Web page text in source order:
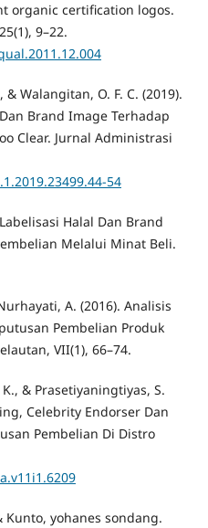
organic certification logos.
9–22.
& Walangitan, O. F. C. (2019).
Brand Image Terhadap
Clear. Jurnal Administrasi
54
Halal Dan Brand
Melalui Minat Beli.
A. (2016). Analisis
Pembelian Produk
VII(1), 66–74.
& Prasetiyaningtiyas, S.
Celebrity Endorser Dan
Pembelian Di Distro
yohanes sondang.